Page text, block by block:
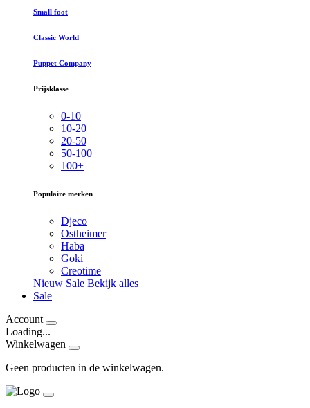
Small foot
Classic World
Puppet Company
Prijsklasse
0-10
10-20
20-50
50-100
100+
Populaire merken
Djeco
Ostheimer
Haba
Goki
Creotime
Nieuw Sale Bekijk alles
Sale
Account
Loading...
Winkelwagen
Geen producten in de winkelwagen.